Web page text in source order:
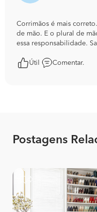
Corrimãos é mais
de mão. E o plural de
essa responsabilidade.
Útil Comentar.
Postagens